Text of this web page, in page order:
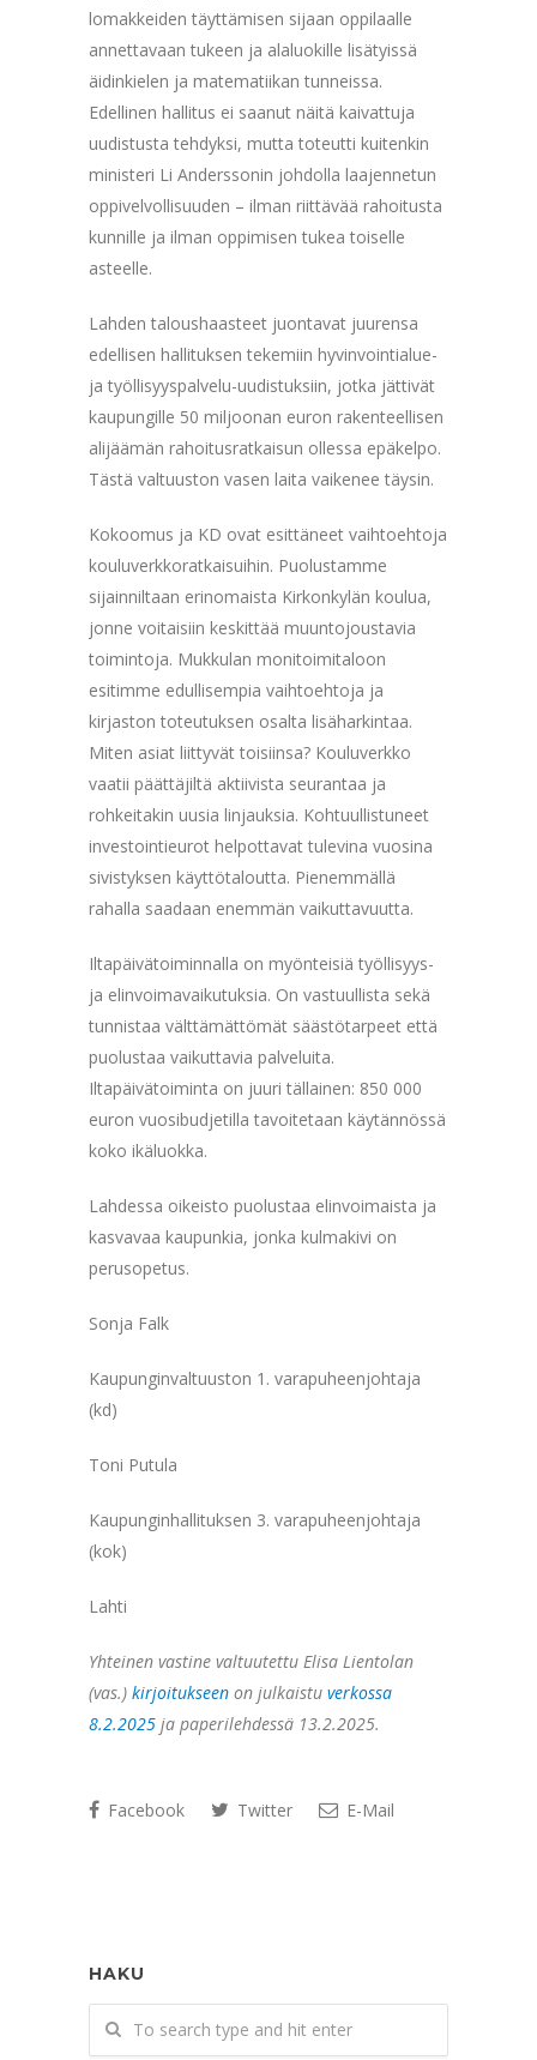
lomakkeiden täyttämisen sijaan oppilaalle
annettavaan tukeen ja alaluokille lisätyissä
äidinkielen ja matematiikan tunneissa.
Edellinen hallitus ei saanut näitä kaivattuja
uudistusta tehdyksi, mutta toteutti kuitenkin
ministeri Li Anderssonin johdolla laajennetun
oppivelvollisuuden – ilman riittävää rahoitusta
kunnille ja ilman oppimisen tukea toiselle
asteelle.
Lahden taloushaasteet juontavat juurensa
edellisen hallituksen tekemiin hyvinvointialue-
ja työllisyyspalvelu-uudistuksiin, jotka jättivät
kaupungille 50 miljoonan euron rakenteellisen
alijäämän rahoitusratkaisun ollessa epäkelpo.
Tästä valtuuston vasen laita vaikenee täysin.
Kokoomus ja KD ovat esittäneet vaihtoehtoja
kouluverkkoratkaisuihin. Puolustamme
sijainniltaan erinomaista Kirkonkylän koulua,
jonne voitaisiin keskittää muuntojoustavia
toimintoja. Mukkulan monitoimitaloon
esitimme edullisempia vaihtoehtoja ja
kirjaston toteutuksen osalta lisäharkintaa.
Miten asiat liittyvät toisiinsa? Kouluverkko
vaatii päättäjiltä aktiivista seurantaa ja
rohkeitakin uusia linjauksia. Kohtuullistuneet
investointieurot helpottavat tulevina vuosina
sivistyksen käyttötaloutta. Pienemmällä
rahalla saadaan enemmän vaikuttavuutta.
Iltapäivätoiminnalla on myönteisiä työllisyys-
ja elinvoimavaikutuksia. On vastuullista sekä
tunnistaa välttämättömät säästötarpeet että
puolustaa vaikuttavia palveluita.
Iltapäivätoiminta on juuri tällainen: 850 000
euron vuosibudjetilla tavoitetaan käytännössä
koko ikäluokka.
Lahdessa oikeisto puolustaa elinvoimaista ja
kasvavaa kaupunkia, jonka kulmakivi on
perusopetus.
Sonja Falk
Kaupunginvaltuuston 1. varapuheenjohtaja
(kd)
Toni Putula
Kaupunginhallituksen 3. varapuheenjohtaja
(kok)
Lahti
Yhteinen vastine valtuutettu Elisa Lientolan
(vas.) kirjoitukseen on julkaistu verkossa
8.2.2025 ja paperilehdessä 13.2.2025.
Facebook Twitter E-Mail
HAKU